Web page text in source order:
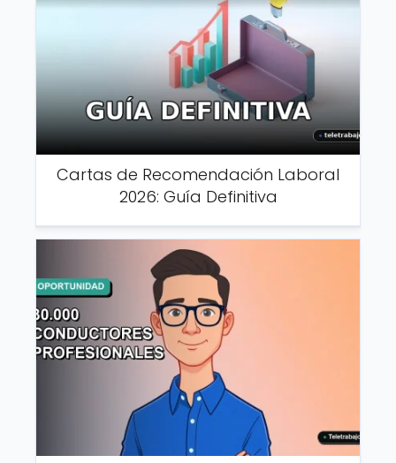
Cartas de Recomendación Laboral
2026: Guía Definitiva